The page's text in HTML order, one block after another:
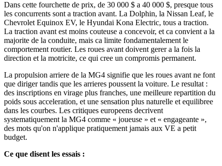
Dans cette fourchette de prix, de 30 000 $ a 40 000 $, presque tous
les concurrents sont a traction avant. La Dolphin, la Nissan Leaf, le
Chevrolet Equinox EV, le Hyundai Kona Electric, tous a traction.
La traction avant est moins couteuse a concevoir, et ca convient a la
majorite de la conduite, mais ca limite fondamentalement le
comportement routier. Les roues avant doivent gerer a la fois la
direction et la motricite, ce qui cree un compromis permanent.
La propulsion arriere de la MG4 signifie que les roues avant ne font
que diriger tandis que les arrieres poussent la voiture. Le resultat :
des inscriptions en virage plus franches, une meilleure repartition du
poids sous acceleration, et une sensation plus naturelle et equilibree
dans les courbes. Les critiques europeens decrivent
systematiquement la MG4 comme « joueuse » et « engageante »,
des mots qu'on n'applique pratiquement jamais aux VE a petit
budget.
Ce que disent les essais :